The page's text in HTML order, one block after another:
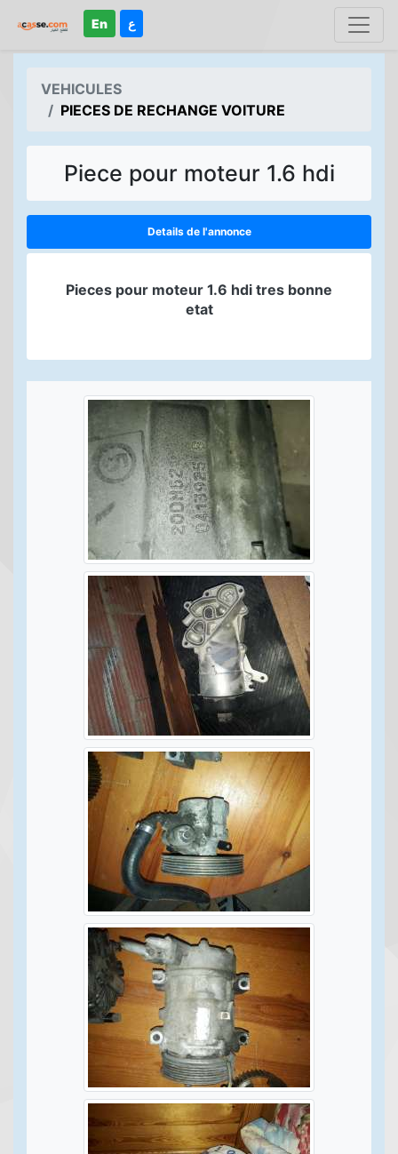
En ع
VEHICULES
PIECES DE RECHANGE VOITURE
Piece pour moteur 1.6 hdi
Details de l'annonce
Pieces pour moteur 1.6 hdi tres bonne
etat